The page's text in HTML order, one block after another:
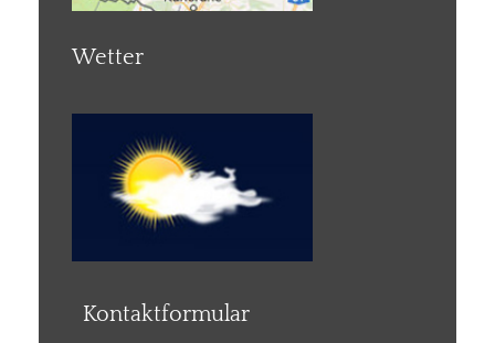
Wetter
Kontaktformular